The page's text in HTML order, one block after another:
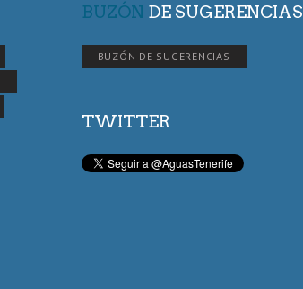
BUZÓN DE SUGERENCIAS
BUZÓN DE SUGERENCIAS
TWITTER